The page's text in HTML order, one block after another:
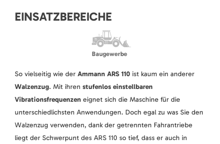
EINSATZBEREICHE
Baugewerbe
So vielseitig wie der Ammann ARS 110 ist kaum ein anderer
Walzenzug. Mit ihren stufenlos einstellbaren
Vibrationsfrequenzen eignet sich die Maschine für die
unterschiedlichsten Anwendungen. Doch egal zu was Sie den
Walzenzug verwenden, dank der getrennten Fahrantriebe
liegt der Schwerpunt des ARS 110 so tief, dass er auch in